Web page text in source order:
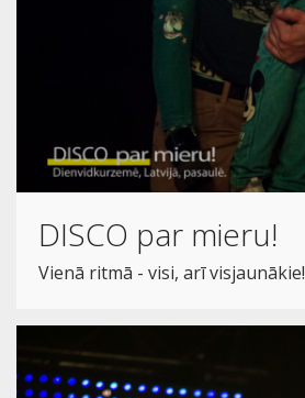
DISCO par mieru!
Vienā ritmā - visi, arī visjaunākie!